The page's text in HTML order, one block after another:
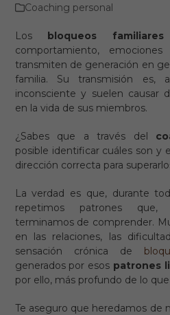
Coaching personal
Los bloqueos familiares
comportamiento,
transmiten de generación en
familia. Su transmisión es,
inconsciente y suelen causar
en la vida de sus miembros.
¿Sabes que a través del
posible identificar cuáles son y
dirección correcta para
La verdad es que, durante
repetimos patrones que,
terminamos de comprender.
en las relaciones, las
sensación crónica de
generados por esos patrones
por ello, más profundo de lo
Te aseguro que heredamos de